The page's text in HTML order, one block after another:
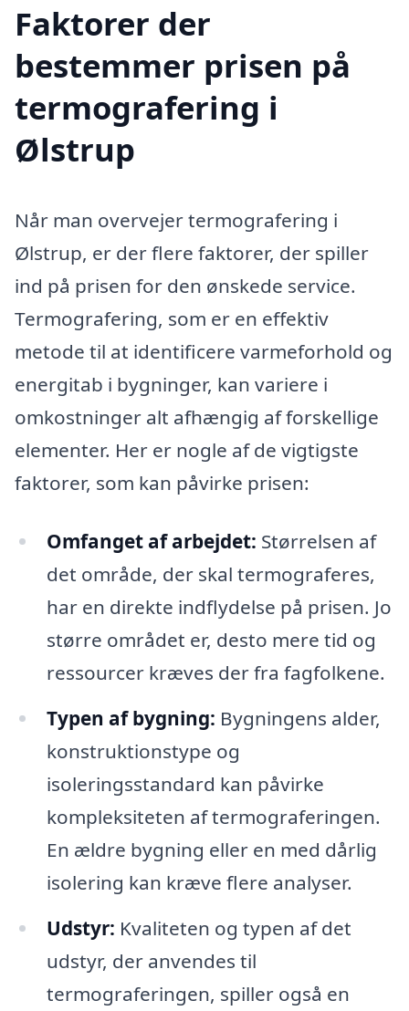
Faktorer der
bestemmer prisen på
termografering i
Ølstrup
Når man overvejer termografering i
Ølstrup, er der flere faktorer, der spiller
ind på prisen for den ønskede service.
Termografering, som er en effektiv
metode til at identificere varmeforhold og
energitab i bygninger, kan variere i
omkostninger alt afhængig af forskellige
elementer. Her er nogle af de vigtigste
faktorer, som kan påvirke prisen:
Omfanget af arbejdet: Størrelsen af
det område, der skal termograferes,
har en direkte indflydelse på prisen. Jo
større området er, desto mere tid og
ressourcer kræves der fra fagfolkene.
Typen af bygning: Bygningens alder,
konstruktionstype og
isoleringsstandard kan påvirke
kompleksiteten af termograferingen.
En ældre bygning eller en med dårlig
isolering kan kræve flere analyser.
Udstyr: Kvaliteten og typen af det
udstyr, der anvendes til
termograferingen, spiller også en